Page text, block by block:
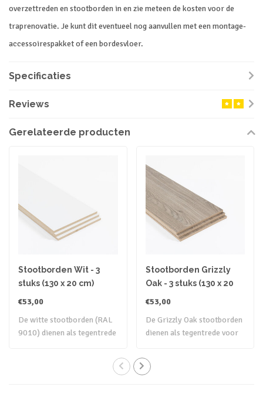
overzettreden en stootborden in en zie meteen de kosten voor de
traprenovatie. Je kunt dit eventueel nog aanvullen met een montage-
accessoirespakket of een bordesvloer.
Specificaties
Reviews
Gerelateerde producten
Stootborden Wit - 3
stuks (130 x 20 cm)
€53,00
De witte stootborden (RAL
9010) dienen als tegentrede
Stootborden Grizzly
Oak - 3 stuks (130 x 20
cm)
€53,00
De Grizzly Oak stootborden
dienen als tegentrede voor